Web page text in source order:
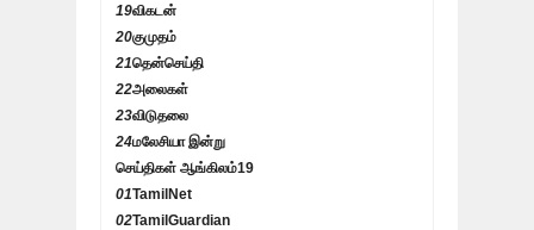
19விகடன்
20குமுதம்
21தென்செய்தி
22அலைகள்
23விடுதலை
24மலேசியா இன்று
செய்திகள் ஆங்கிலம்19
01TamilNet
02TamilGuardian